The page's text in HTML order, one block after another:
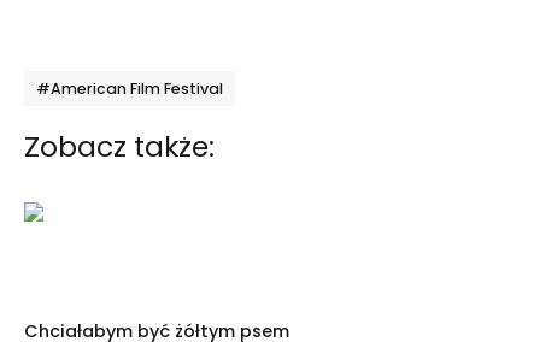
#American Film Festival
Zobacz także:
Chciałabym być żółtym psem